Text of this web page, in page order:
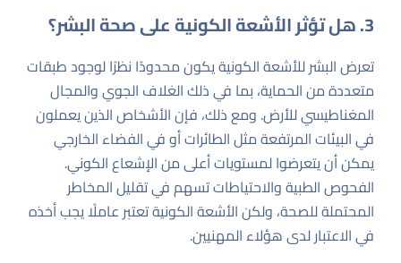
3. هل تؤثر الأشعة الكونية على صحة البشر؟
تعرض البشر للأشعة الكونية يكون محدودًا نظرًا لوجود طبقات
متعددة من الحماية، بما في ذلك الغلاف الجوي والمجال
المغناطيسي للأرض. ومع ذلك، فإن الأشخاص الذين يعملون
في البيئات المرتفعة مثل الطائرات أو في الفضاء الخارجي
يمكن أن يتعرضوا لمستويات أعلى من الإشعاع الكوني.
الفحوص الطبية والاحتياطات تسهم في تقليل المخاطر
المحتملة للصحة، ولكن الأشعة الكونية تعتبر عاملًا يجب أخذه
في الاعتبار لدى هؤلاء المهنيين.